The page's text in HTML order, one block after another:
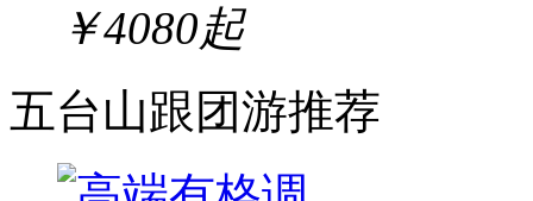
￥4080起
五台山跟团游推荐